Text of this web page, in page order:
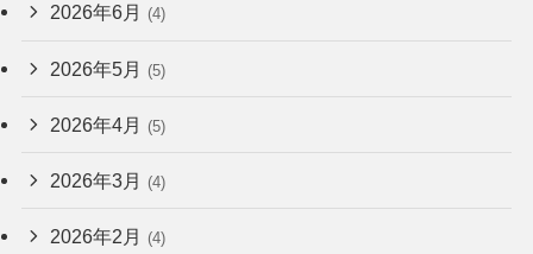
2026年6月 (4)
2026年5月 (5)
2026年4月 (5)
2026年3月 (4)
2026年2月 (4)